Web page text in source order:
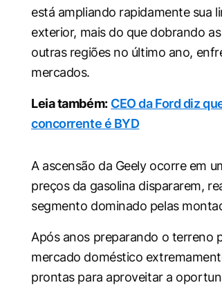
está ampliando rapidamente sua
exterior, mais do que dobrando
outras regiões no último ano,
mercados.
Leia também: CEO da Ford diz
concorrente é BYD
A ascensão da Geely ocorre em
preços da gasolina dispararem,
segmento dominado pelas
Após anos preparando o terreno
mercado doméstico
prontas para aproveitar a